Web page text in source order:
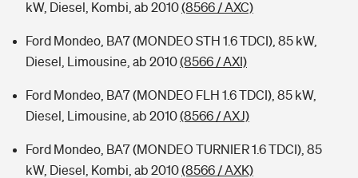
kW, Diesel, Kombi, ab 2010(8566 / AXC)
Ford Mondeo, BA7 (MONDEO STH 1.6 TDCI), 85 kW,
Diesel, Limousine, ab 2010(8566 / AXI)
Ford Mondeo, BA7 (MONDEO FLH 1.6 TDCI), 85 kW,
Diesel, Limousine, ab 2010(8566 / AXJ)
Ford Mondeo, BA7 (MONDEO TURNIER 1.6 TDCI), 85
kW, Diesel, Kombi, ab 2010(8566 / AXK)